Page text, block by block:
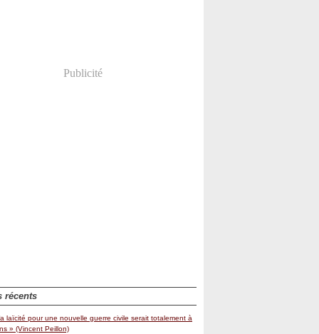
Publicité
récents
laïcité pour une nouvelle guerre civile serait totalement à
» (Vincent Peillon)